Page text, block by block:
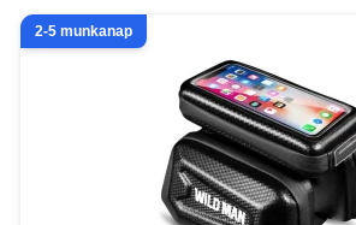
2-5 munkanap